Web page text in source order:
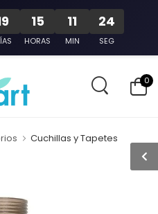
15
HORAS
11
MIN
24
SEG
0
Cuchillas y Tapetes